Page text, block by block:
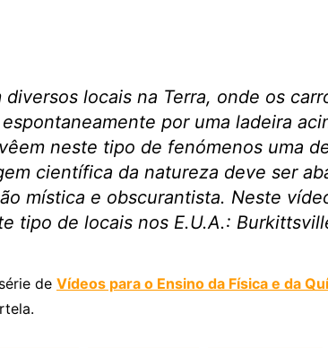
diversos locais na Terra, onde os
por uma ladeira
neste tipo de fenómenos uma
científica da natureza deve ser
mística e obscurantista. Neste
tipo de locais nos E.U.A.:
de Vídeos para o Ensino da Física e da